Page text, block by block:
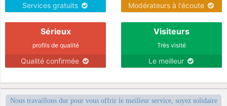
Services gratuits Modérateurs à l'écoute
Sérieux
profils de qualité
Qualité confirmée
Visiteurs
Très visité
Le meilleur
Nous travaillons dur pour vous offrir le meilleur service, soyez solidaire